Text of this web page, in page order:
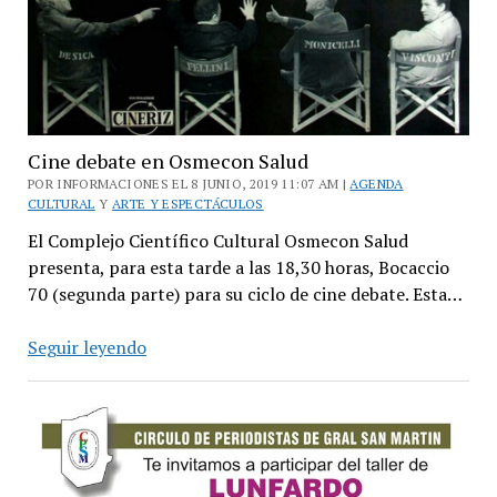
Cine debate en Osmecon Salud
POR INFORMACIONES EL 8 JUNIO, 2019 11:07 AM | AGENDA
CULTURAL Y ARTE Y ESPECTÁCULOS
El Complejo Científico Cultural Osmecon Salud
presenta, para esta tarde a las 18,30 horas, Bocaccio
70 (segunda parte) para su ciclo de cine debate. Esta…
Seguir leyendoCine
Osmecon
Salud